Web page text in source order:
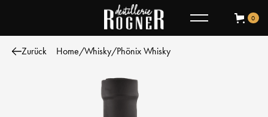
0
Zurück Home/Whisky/Phönix Whisky